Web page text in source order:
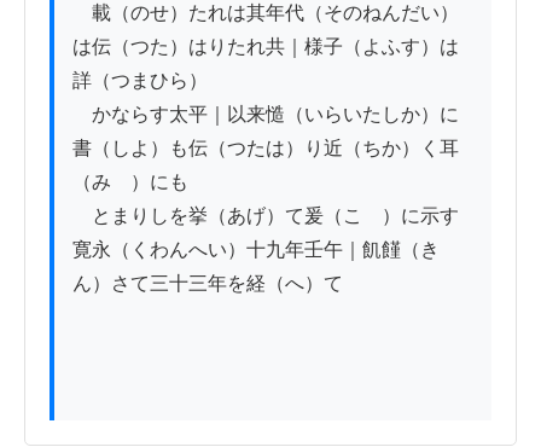
載（のせ）たれは其年代（そのねんだい）
は伝（つた）はりたれ共｜様子（よふす）は
詳（つまひら）
かならす太平｜以来慥（いらいたしか）に
書（しよ）も伝（つたは）り近（ちか）く耳
（みゝ）にも
とまりしを挙（あげ）て爰（こゝ）に示す
寛永（くわんへい）十九年壬午｜飢饉（きゝ
ん）さて三十三年を経（へ）て